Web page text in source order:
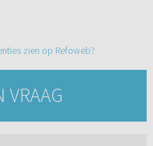
zien op Refoweb?
VRAAG